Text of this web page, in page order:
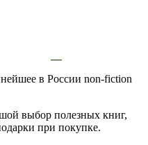
в России non-fiction
выбор полезных книг,
при покупке.